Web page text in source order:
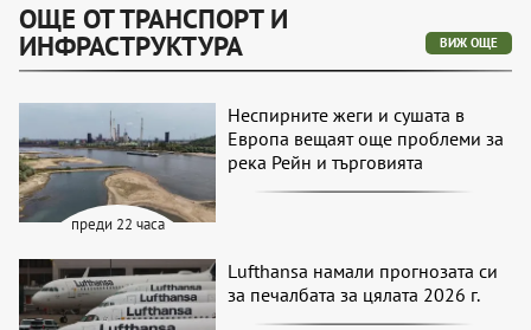
ОЩЕ ОТ ТРАНСПОРТ И
ИНФРАСТРУКТУРА ВИЖ ОЩЕ
преди 22 часа
Неспирните жеги и сушата в
Европа вещаят още проблеми за
река Рейн и търговията
Lufthansa намали прогнозата си
за печалбата за цялата 2026 г.